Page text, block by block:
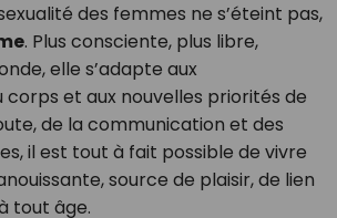
des femmes ne s’éteint pas,
. Plus consciente, plus libre,
elle s’adapte aux
et aux nouvelles priorités de
de la communication et des
il est tout à fait possible de vivre
source de plaisir, de lien
tout âge.